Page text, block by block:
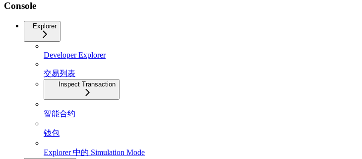
Console
Explorer
Developer Explorer
交易列表
Inspect Transaction
智能合约
钱包
Explorer 中的 Simulation Mode